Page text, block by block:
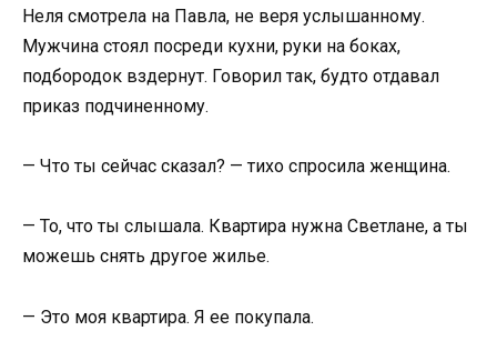
Неля смотрела на Павла, не веря услышанному.
Мужчина стоял посреди кухни, руки на боках,
подбородок вздернут. Говорил так, будто отдавал
приказ подчиненному.
— Что ты сейчас сказал? — тихо спросила женщина.
— То, что ты слышала. Квартира нужна Светлане, а ты
можешь снять другое жилье.
— Это моя квартира. Я ее покупала.